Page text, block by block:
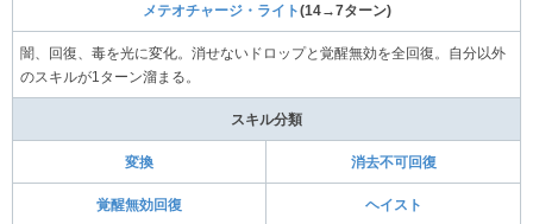
メテオチャージ・ライト(14→7ターン)
闇、回復、毒を光に変化。消せないドロップと覚醒無効を全回復。自分以外
のスキルが1ターン溜まる。
スキル分類
変換 消去不可回復
覚醒無効回復 ヘイスト